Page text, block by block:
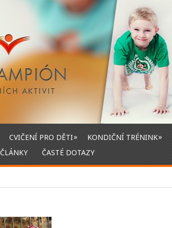
CVIČENÍ PRO DĚTI» KONDIČNÍ TRÉNINK»
ČLÁNKY ČASTÉ DOTAZY